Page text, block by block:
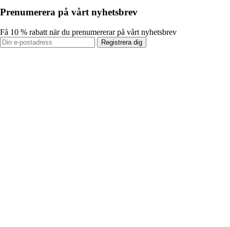
Prenumerera på vårt nyhetsbrev
Få 10 % rabatt när du prenumererar på vårt nyhetsbrev
Registrera dig